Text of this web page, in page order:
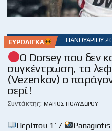
ΕΥΡΩΛΊΓΚΑ 3 ΙΑΝΟΥΑΡΊΟΥ
Ο Dorsey που δεν
συγκέντρωση, τα
(Vezenkov) ο
σερί!
Συντάκτης: ΜΆΡΙΟΣ ΠΟΛΥΔΏΡΟΥ
Περίπου 1` /